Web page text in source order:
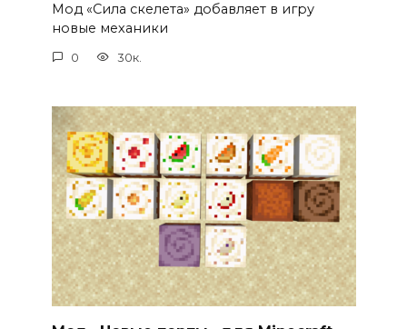
Мод «Сила скелета» добавляет в игру
новые механики
0 30к.